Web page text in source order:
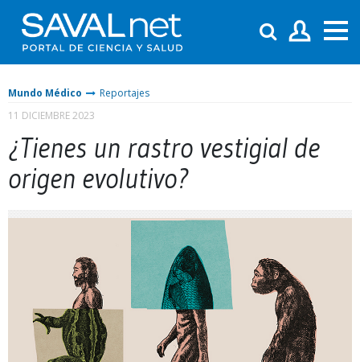
Mundo Médico
Reportajes
11 DICIEMBRE 2023
¿Tienes un rastro vestigial de
origen evolutivo?